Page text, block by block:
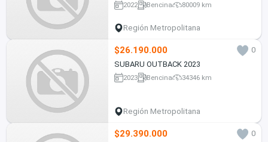
2022 Bencina 80009 km
Región Metropolitana
$26.190.000
0
SUBARU OUTBACK 2023
2023 Bencina 34346 km
Región Metropolitana
$29.390.000
0